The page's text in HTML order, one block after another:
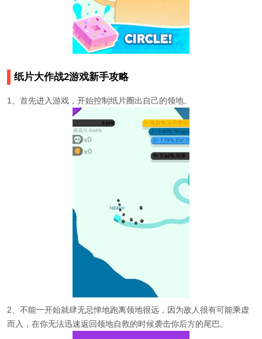
纸片大作战2游戏新手攻略
1、首先进入游戏，开始控制纸片圈出自己的领地。
2、不能一开始就肆无忌惮地跑离领地很远，因为敌人很有可能乘虚
而入，在你无法迅速返回领地自救的时候袭击你后方的尾巴。